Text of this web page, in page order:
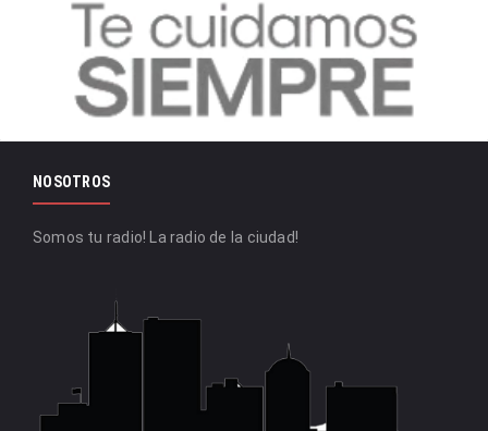
NOSOTROS
Somos tu radio! La radio de la ciudad!